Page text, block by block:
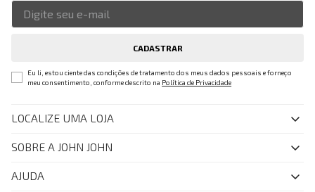
CADASTRAR
Eu li, estou ciente das condições de tratamento dos meus dados pessoais e forneço
meu consentimento, conforme descrito na Política de Privacidade
LOCALIZE UMA LOJA
SOBRE A JOHN JOHN
Quem Somos
AJUDA